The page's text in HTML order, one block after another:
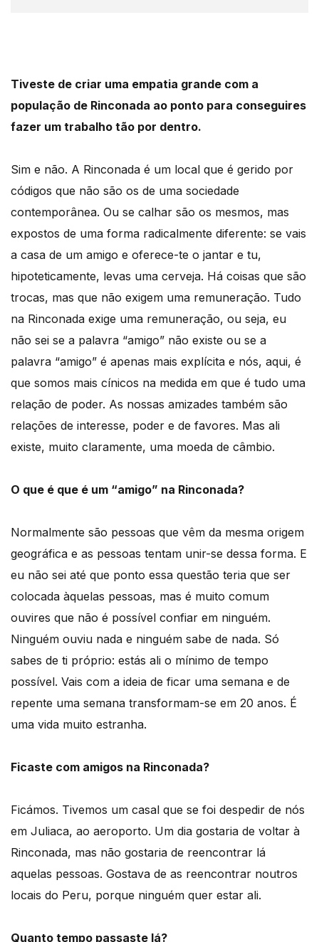
Tiveste de criar uma empatia grande com a
população de Rinconada ao ponto para conseguires
fazer um trabalho tão por dentro.
Sim e não. A Rinconada é um local que é gerido por
códigos que não são os de uma sociedade
contemporânea. Ou se calhar são os mesmos, mas
expostos de uma forma radicalmente diferente: se vais
a casa de um amigo e oferece-te o jantar e tu,
hipoteticamente, levas uma cerveja. Há coisas que são
trocas, mas que não exigem uma remuneração. Tudo
na Rinconada exige uma remuneração, ou seja, eu
não sei se a palavra “amigo” não existe ou se a
palavra “amigo” é apenas mais explícita e nós, aqui, é
que somos mais cínicos na medida em que é tudo uma
relação de poder. As nossas amizades também são
relações de interesse, poder e de favores. Mas ali
existe, muito claramente, uma moeda de câmbio.
O que é que é um “amigo” na Rinconada?
Normalmente são pessoas que vêm da mesma origem
geográfica e as pessoas tentam unir-se dessa forma. E
eu não sei até que ponto essa questão teria que ser
colocada àquelas pessoas, mas é muito comum
ouvires que não é possível confiar em ninguém.
Ninguém ouviu nada e ninguém sabe de nada. Só
sabes de ti próprio: estás ali o mínimo de tempo
possível. Vais com a ideia de ficar uma semana e de
repente uma semana transformam-se em 20 anos. É
uma vida muito estranha.
Ficaste com amigos na Rinconada?
Ficámos. Tivemos um casal que se foi despedir de nós
em Juliaca, ao aeroporto. Um dia gostaria de voltar à
Rinconada, mas não gostaria de reencontrar lá
aquelas pessoas. Gostava de as reencontrar noutros
locais do Peru, porque ninguém quer estar ali.
Quanto tempo passaste lá?